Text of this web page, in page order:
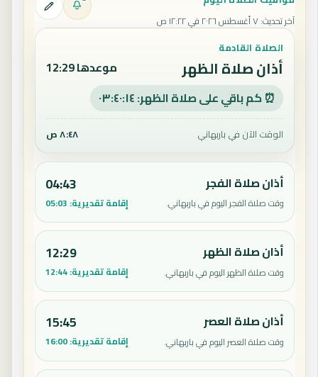
آخر تحديث:٧ أغسطس ٢٠٢٦ في ١٢:٢٢ ص
الصلاة القادمة
أذان صلاة الظهر موعدها 12:29
⏰ كم باقي على صلاة الظهر: ٠٣:٤٠:١٣
الوقت الآن في باربهاني ٨:٤٨ ص
أذان صلاة الفجر
وقت صلاة الفجر اليوم في باربهاني.
04:43
إقامة تقديرية: 05:03
أذان صلاة الظهر
وقت صلاة الظهر اليوم في باربهاني.
12:29
إقامة تقديرية:12:44
أذان صلاة العصر
وقت صلاة العصر اليوم في باربهاني.
15:45
إقامة تقديرية:16:00